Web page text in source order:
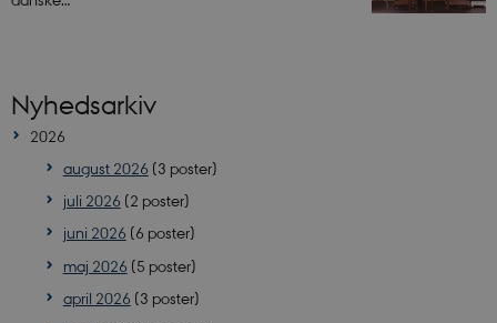
Nyhedsarkiv
2026
august 2026 (3 poster)
juli 2026 (2 poster)
juni 2026 (6 poster)
maj 2026 (5 poster)
april 2026 (3 poster)